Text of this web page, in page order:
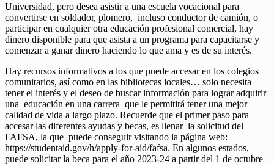
Universidad, pero desea asistir a una escuela vocacional para
convertirse en soldador, plomero, incluso conductor de camión, o
participar en cualquier otra educación profesional comercial, hay
dinero disponible para que asista a un programa para capacitarse y
comenzar a ganar dinero haciendo lo que ama y es de su interés.
Hay recursos informativos a los que puede accesar en los colegios
comunitarios, así como en las bibliotecas locales… solo necesita
tener el interés y el deseo de buscar información para lograr adquirir
una educación en una carrera que le permitirá tener una mejor
calidad de vida a largo plazo. Recuerde que el primer paso para
accesar las diferentes ayudas y becas, es llenar la solicitud del
FAFSA, la que puede conseguir visitando la página web:
https://studentaid.gov/h/apply-for-aid/fafsa. En algunos estados,
puede solicitar la beca para el año 2023-24 a partir del 1 de octubre